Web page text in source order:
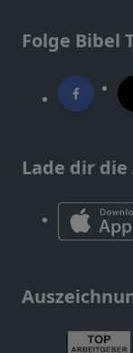
Folge Bibel
Lade dir